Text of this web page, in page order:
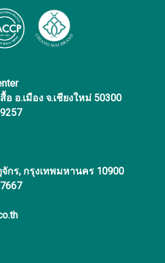
อ.เมือง จ.เชียงใหม่ 50300
กร, กรุงเทพมหานคร 10900